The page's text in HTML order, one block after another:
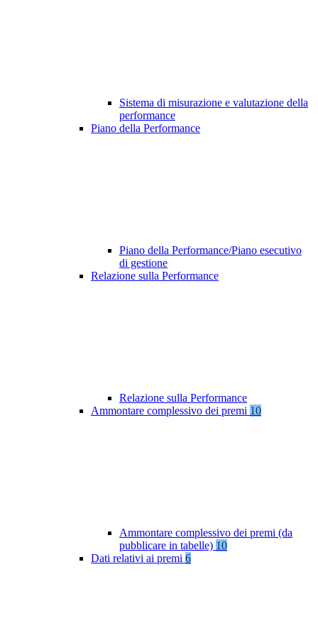
Sistema di misurazione e valutazione della
performance
Piano della Performance
Piano della Performance/Piano esecutivo
di gestione
Relazione sulla Performance
Relazione sulla Performance
Ammontare complessivo dei premi 10
Ammontare complessivo dei premi (da
pubblicare in tabelle) 10
Dati relativi ai premi 6